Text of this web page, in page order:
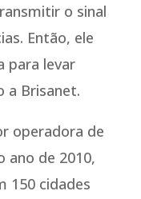
o sinal
Então, ele
para levar
a Brisanet.
operadora de
ano de 2010,
150 cidades